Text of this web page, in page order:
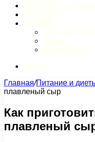
Главная/Питание и
плавленый сыр
Как
плавленый